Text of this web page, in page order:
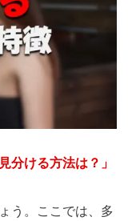
分ける方法は？」
う。ここでは、多